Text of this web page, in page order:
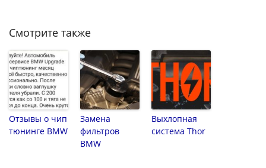
Смотрите также
Отзывы о чип
тюнинге BMW
Замена
фильтров
BMW
Выхлопная
система Thor